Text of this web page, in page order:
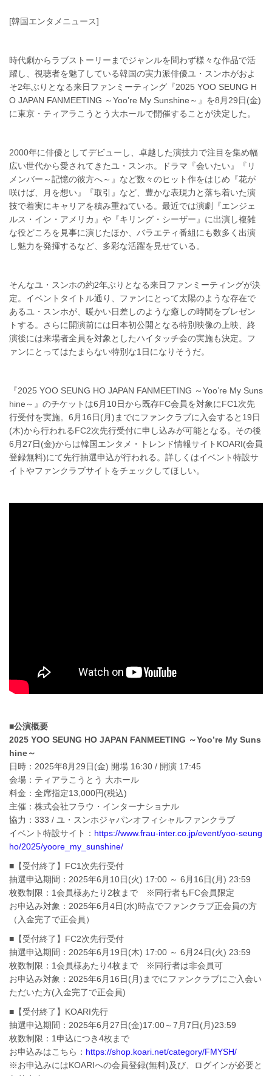
[韓国エンタメニュース]
時代劇からラブストーリーまでジャンルを問わず様々な作品で活
躍し、視聴者を魅了している韓国の実力派俳優ユ・スンホがおよ
そ2年ぶりとなる来日ファンミーティング『2025 YOO SEUNG H
O JAPAN FANMEETING ～Yoo’re My Sunshine～』を8月29日(金)
に東京・ティアラこうとう大ホールで開催することが決定した。
2000年に俳優としてデビューし、卓越した演技力で注目を集め幅
広い世代から愛されてきたユ・スンホ。ドラマ『会いたい』『リ
メンバー～記憶の彼方へ～』など数々のヒット作をはじめ『花が
咲けば、月を想い』『取引』など、豊かな表現力と落ち着いた演
技で着実にキャリアを積み重ねている。最近では演劇『エンジェ
ルス・イン・アメリカ』や『キリング・シーザー』に出演し複雑
な役どころを見事に演じたほか、バラエティ番組にも数多く出演
し魅力を発揮するなど、多彩な活躍を見せている。
そんなユ・スンホの約2年ぶりとなる来日ファンミーティングが決
定。イベントタイトル通り、ファンにとって太陽のような存在で
あるユ・スンホが、暖かい日差しのような癒しの時間をプレゼン
トする。さらに開演前には日本初公開となる特別映像の上映、終
演後には来場者全員を対象としたハイタッチ会の実施も決定。フ
ァンにとってはたまらない特別な1日になりそうだ。
『2025 YOO SEUNG HO JAPAN FANMEETING ～Yoo’re My Suns
hine～』のチケットは6月10日から既存FC会員を対象にFC1次先
行受付を実施。6月16日(月)までにファンクラブに入会すると19日
(木)から行われるFC2次先行受付に申し込みが可能となる。その後
6月27日(金)からは韓国エンタメ・トレンド情報サイトKOARI(会員
登録無料)にて先行抽選申込が行われる。詳しくはイベント特設サ
イトやファンクラブサイトをチェックしてほしい。
■公演概要
2025 YOO SEUNG HO JAPAN FANMEETING ～Yoo’re My Suns
hine～
日時：2025年8月29日(金) 開場 16:30 / 開演 17:45
会場：ティアラこうとう 大ホール
料金：全席指定13,000円(税込)
主催：株式会社フラウ・インターナショナル
協力：333 / ユ・スンホジャパンオフィシャルファンクラブ
イベント特設サイト： https://www.frau-inter.co.jp/event/yoo-seung
ho/2025/yoore_my_sunshine/
■【受付終了】FC1次先行受付
抽選申込期間：2025年6月10日(火) 17:00 ～ 6月16日(月) 23:59
枚数制限：1会員様あたり2枚まで ※同行者もFC会員限定
お申込み対象：2025年6月4日(水)時点でファンクラブ正会員の方
（入金完了で正会員）
■【受付終了】FC2次先行受付
抽選申込期間：2025年6月19日(木) 17:00 ～ 6月24日(火) 23:59
枚数制限：1会員様あたり4枚まで ※同行者は非会員可
お申込み対象：2025年6月16日(月)までにファンクラブにご入会い
ただいた方(入金完了で正会員)
■【受付終了】KOARI先行
抽選申込期間：2025年6月27日(金)17:00～7月7日(月)23:59
枚数制限：1申込につき4枚まで
お申込みはこちら： https://shop.koari.net/category/FMYSH/
※お申込みにはKOARIへの会員登録(無料)及び、ログインが必要と